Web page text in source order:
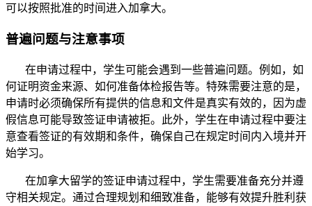
可以按照批准的时间进入加拿大。
普遍问题与注意事项
在申请过程中，学生可能会遇到一些普遍问题。例如，如
何证明资金来源、如何准备体检报告等。特殊需要注意的是，
申请时必须确保所有提供的信息和文件是真实有效的，因为虚
假信息可能导致签证申请被拒。此外，学生在申请过程中要注
意查看签证的有效期和条件，确保自己在规定时间内入境并开
始学习。
在加拿大留学的签证申请过程中，学生需要准备充分并遵
守相关规定。通过合理规划和细致准备，能够有效提升胜利获